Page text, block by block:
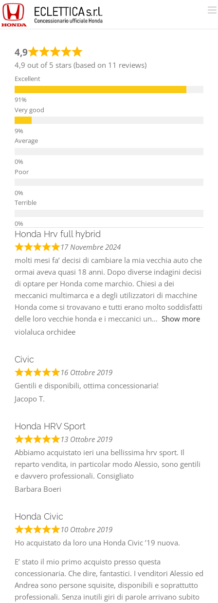
Salta
al
4,9
4,9 out of 5 stars (based on 11 reviews)
Excellent
Very good
Average
Poor
Terrible
Honda Hrv full hybrid
17 Novembre 2024
molti mesi fa’ decisi di cambiare la mia vecchia auto che
ormai aveva quasi 18 anni. Dopo diverse indagini decisi
di optare per Honda come marchio. Chiesi a dei
meccanici multimarca e a degli utilizzatori di macchine
Honda come si trovavano e tutti erano molto soddisfatti
delle loro vecchie honda e i meccanici un
Show more
violaluca orchidee
Civic
16 Ottobre 2019
Gentili e disponibili, ottima concessionaria!
Jacopo T.
Honda HRV Sport
13 Ottobre 2019
Abbiamo acquistato ieri una bellissima hrv sport. Il
reparto vendita, in particolar modo Alessio, sono gentili
e davvero professionali. Consigliato
Barbara Boeri
Honda Civic
10 Ottobre 2019
Ho acquistato da loro una Honda Civic ’19 nuova.
E’ stato il mio primo acquisto presso questa
concessionaria. Che dire, fantastici. I venditori Alessio ed
Andrea sono persone squisite, disponibili e soprattutto
professionali. Senza inutili giri di parole arrivano subito